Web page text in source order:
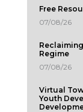
Free
07/08/26
Regime
07/08/26
Virtual
Youth